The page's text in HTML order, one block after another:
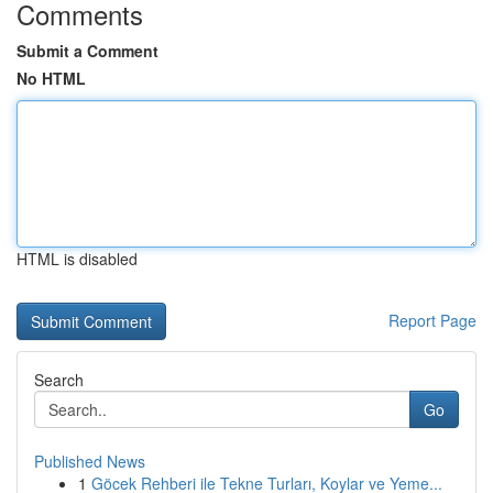
Comments
Submit a Comment
No HTML
HTML is disabled
Report Page
Search
Go
Published News
1 Göcek Rehberi ile Tekne Turları, Koylar ve Yeme...